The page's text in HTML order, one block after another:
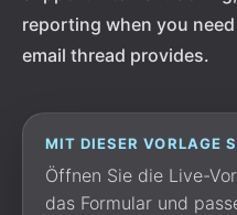
reporting when you
email thread provides.
MIT DIESER VORLAGE
Öffnen Sie die Live-
das Formular und